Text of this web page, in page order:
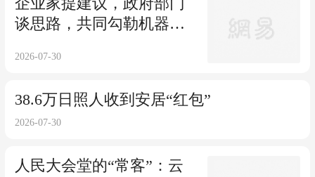
企业家提建议，政府部门
谈思路，共同勾勒机器人
形成“高原”
2026-07-30
38.6万日照人收到安居“红包”
2026-07-30
人民大会堂的“常客”：云